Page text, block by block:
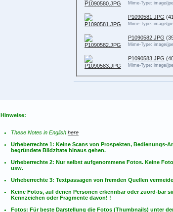
Mime-Type: image/
P1090581.JPG
Mime-Type: image/
P1090582.JPG
Mime-Type: image/
P1090583.JPG
Mime-Type: image/
Hinweise:
These Notes in English here
Urheberrechte 1: Keine Scans von Prospekten,
begründete Bildzitate hinaus gehen.
Urheberrechte 2: Nur selbst aufgenommene Fotos. Keine
usw.
Urheberrechte 3: Textpassagen von fremden Quellen
Keine Fotos, auf denen Personen erkennbar oder zuord-bar
Kennzeichen oder Fragmente davon! !
Fotos: Für beste Darstellung die Fotos (Thumbnails) unter